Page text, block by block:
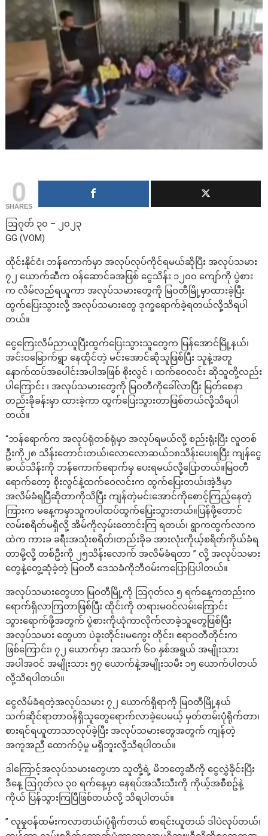
0
SHARES
ဩဂုတ် ၃၀ – ၂၀၂၃
GG (VOM)
ထိုင်းနိုင်ငံ၊ ဘန်ကောက်မှာ အလုပ်လုပ်ကိုင်ရမယ်ဆိုပြီး အလုပ်သမား
၇၂ ယောက်ဆီက ဝန်ဆောင်ခအဖြစ် ငွေသိန်း ၁၂၀၀ ကျော်ကို ပွဲစား
က လိမ်လည်ရယူကာ အလုပ်သမားတွေကို မြဝတီမြို့မှာထားခဲ့ပြီး
ထွက်ပြေးသွားလို့ အလုပ်သမားတွေ ဒုက္ခရောက်ခဲ့ရတယ်လို့သိရပါ
တယ်။
ငွေကြေးလိမ်ညာယူပြီးထွက်ပြေးသွားသူတွေက မြန်အောင်မြို့နယ်၊
အင်းဝမြောက်ရွာ နေထိုင်တဲ့ မင်းအောင်ဆိုသူဖြစ်ပြီး သူနဲ့အတူ
နောက်ထပ်အ​ပေါင်းအပါအဖြစ် စိုးလွင် ၊ ထက်ဝေလင်း ဆိုသူတို့လည်း
ပါကြောင်း ၊ အလုပ်သမားတွေကို မြဝတီကိုခေါ်လာပြီး မြတ်စေနာ
တည်းခိုခန်းမှာ ထားခဲ့ကာ ထွက်ပြေးသွားတာဖြစ်တယ်လို့သိရပါ
တယ်။
“ဘန်ရောက်က အလုပ်ရုံတစ်ရုံမှာ အလုပ်ရမယ်လို့ စည်းရုံးပြီး လူတစ်
ဦးကို၂၈ သိန်းတောင်းတယ်၊လောလောဆယ်၁၈သိန်းပေးရပြီး ကျန်ငွေ
ဆယ်သိန်းကို ဘန်ကောက်ရောက်မှ ပေးရမယ်လို့ပြောတယ်။မြဝတီ
ရောက်တော့ စိုးလွင်နဲ့ထက်ဝေလင်းက ထွက်ပြေးတယ်၊အဲ့ဒီမှာ
အလိမ်ခံရပြီဆိုတာကိုသိပြီး ကျန်တဲ့မင်းအောင်ကိုစောင့်ကြည့်နေတဲ့
ကြားက မနေ့ကမှာသူကပါထပ်ထွက်ပြေးသွားတယ်။ပြန်ဖို့တောင်
လမ်းစရိတ်မရှိလို့ အိမ်ကိုလှမ်းတောင်းကြ ​ရတယ်၊ ရွာကထွက်လာက
ထဲက ကားခ ခရီးအသုံးစရိတ်၊တည်းခိုခ အားလုံးကိုယ့်စရိတ်ကိုယ်ခံရ
တာမို့လို့ တစ်ဦးကို ၂၅သိန်းလောက် အလိမ်ခံရတာ ” လို့ အလုပ်သမား
တွေနဲ့တွေ့ဆုံခဲ့တဲ့ မြဝတီ ဒေသခံကိုဘီဝမ်းကပြောပြပါတယ်။
အလုပ်သမားတွေဟာ မြဝတီမြို့ကို ​ဩဂုတ်လ ၅ ရက်နေ့ကတည်းက
ရောက်ရှိလာကြတာဖြစ်ပြီး ထိုင်းကို တရားမဝင်လမ်းကြောင်း
သွားရောက်ဖို့အတွက် ပွဲစားကိုယုံကာလိုက်လာခဲ့သူတွေဖြစ်ပြီး
အလုပ်သမား တွေဟာ ပဲခူးတိုင်း၊မကွေး တိုင်း၊ ဧရာဝတီတိုင်းက
ဖြစ်ကြောင်း၊ ၇၂ ယောက်မှာ အသက် ၆၀ နှစ်အရွယ် အမျိုးသား
အပါအဝင် အမျိုးသား ၅၇ ယောက်နဲ့အမျိုးသမီး ၁၅ ယောက်ပါတယ်
လို့သိရပါတယ်။
ငွေလိမ်ခံရတဲ့အလုပ်သမား ၇၂ ယောက်ရှိရာကို မြဝတီမြို့နယ်
သက်ဆိုင်ရာတာဝန်ရှိသူတွေရောက်လာခဲ့ပေမယ့် မှတ်တမ်းပုံရိုက်တာ၊
စားရင်ရယူတာသာလုပ်ခဲ့ပြီး အလုပ်သမားတွေအတွက် ကျန်တဲ့
အကူအညီ ထောက်ပံ့မှု မရှိဘူးလို့သိရပါတယ်။
ဒါကြောင့်အလုပ်သမားတွေဟာ သူတို့ရဲ့ မိဘတွေဆီကို ငွေလွှဲခိုင်းပြီး
ဒီနေ့ ဩဂုတ်လ ၃၀ ရက်နေ့မှာ နေရပ်အသီးသီးကို ကိုယ့်အစီစဥ်နဲ့
ကိုယ် ပြန်သွားကြပြီဖြစ်တယ်လို့ သိရပါတယ်။
” လူမှုဝန်ထမ်းကလာတယ်၊ပုံရိုက်တယ် စာရင်းယူတယ် ဒါပဲလုပ်တယ်၊